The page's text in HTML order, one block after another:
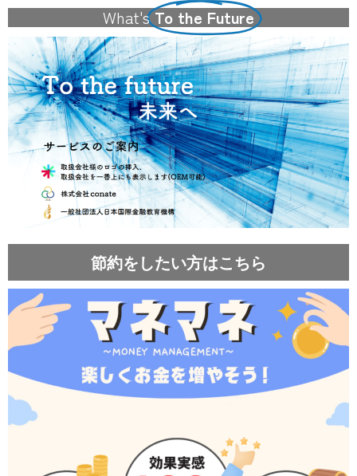
What's To the Future
節約をしたい方はこちら